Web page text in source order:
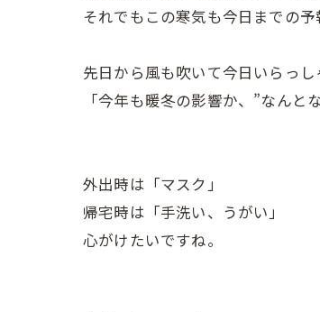
それでもこの寒気も今日までの
先日から風も吹いて今日いらっ
「今年も暖冬の影響か、”なんと
外出時は「マスク」
帰宅時は「手洗い、うがい」
心がけたいですね。